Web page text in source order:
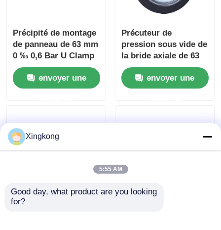
Précipité de montage
de panneau de 63 mm
0 ‰ 0,6 Bar U Clamp
Précipité à double
échelleenvoyer une
Précuteur de
pression sous vide de
la bride axiale de 63
mm - Manomètre
1000mbar avec
échelle de couleur
envoyer une
Type de jauge de
Xingkong
5:55 AM
Good day, what product are you looking
for?